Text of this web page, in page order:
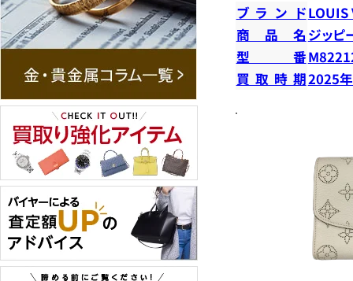
ブランドLOUIS
商品名 ジッピ
型番
買取時期2025